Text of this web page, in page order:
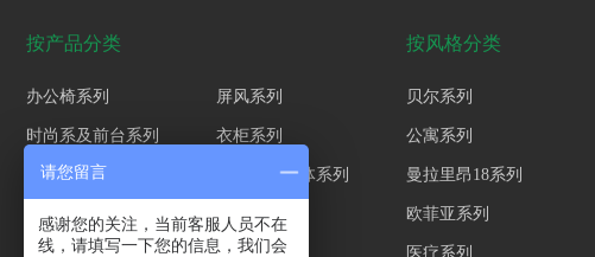
按产品分类
办公椅系列 屏风系列
时尚系及前台系列 衣柜系列
钢制品系列 沙发茶几软体系列
新中式班台
按风格分类
贝尔系列
公寓系列
曼拉里昂18系列
欧菲亚系列
医疗系列
请您留言
感谢您的关注，当前客服人员不在
线，请填写一下您的信息，我们会